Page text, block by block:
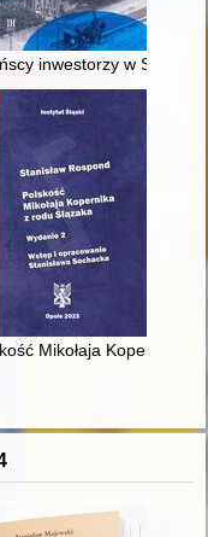
w XVI-
inwestorzy w
od
Mikołaja Kopernika z